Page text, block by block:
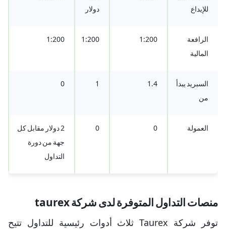
للإيداع
دولار
الرافعة
المالية
1:200
1:200
1:200
السبريد يبدأ
من
1.4
1
0
العمولة 0
0
2 دولار مقابل كل
جهة من دورة
التداول
منصات التداول المتوفرة لدى شركة taurex
توفر شركة Taurex ثلاث أدوات رئيسية للتداول تتيح